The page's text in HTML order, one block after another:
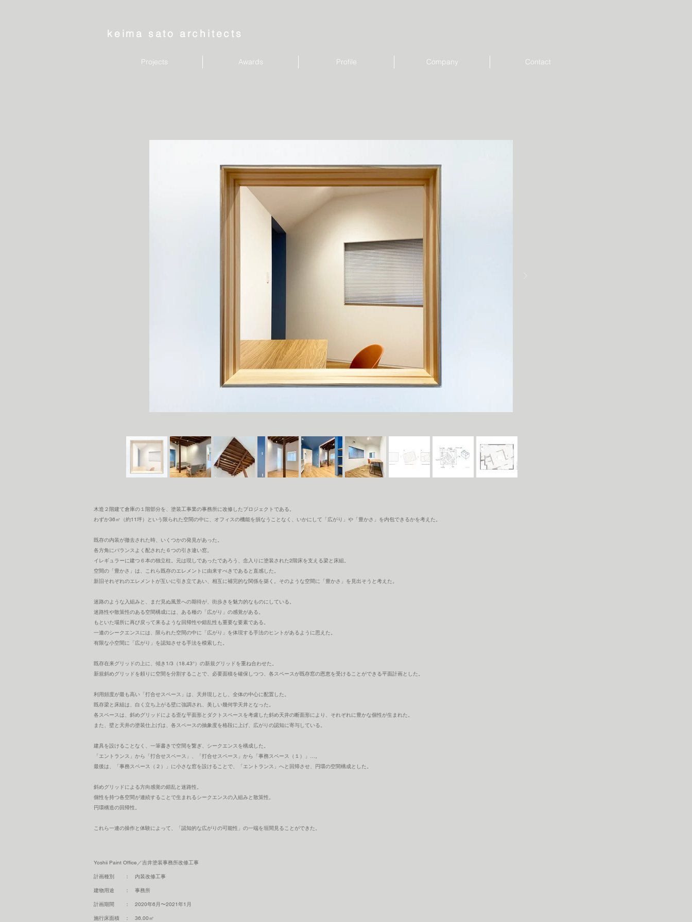
keima sato architects
Projects Awards Profile Company Contact
木造２階建て倉庫の１階部分を、塗装工事業の事務所に改修したプロジェクトである。
わずか36㎡（約11坪）という限られた空間の中に、オフィスの機能を損なうことなく、いかにして「広がり」や「豊かさ」を内包できるかを考えた。
既存の内装が撤去された時、いくつかの発見があった。
各方角にバランスよく配された６つの引き違い窓。
イレギュラーに建つ６本の独立柱。元は現しであったであろう、念入りに塗装された2階床を支える梁と床組。
空間の「豊かさ」は、これら既存のエレメントに由来すべきであると直感した。
新旧それぞれのエレメントが互いに引き立てあい、相互に補完的な関係を築く。そのような空間に「豊かさ」を見出そうと考えた。
迷路のような入組みと、まだ見ぬ風景への期待が、街歩きを魅力的なものにしている。
迷路性や散策性のある空間構成には、ある種の「広がり」の感覚がある。
もといた場所に再び戻って来るような回帰性や錯乱性も重要な要素である。
一連のシークエンスには、限られた空間の中に「広がり」を体現する手法のヒントがあるように思えた。
有限な小空間に「広がり」を認知させる手法を模索した。
既存在来グリッドの上に、傾き1/3（18.43°）の新規グリッドを重ね合わせた。
新規斜めグリッドを頼りに空間を分割することで、必要面積を確保しつつ、各スペースが既存窓の恩恵を受けることができる平面計画とした。
利用頻度が最も高い「打合せスペース」は、天井現しとし、全体の中心に配置した。
既存梁と床組は、白く立ち上がる壁に強調され、美しい幾何学天井となった。
各スペースは、斜めグリッドによる歪な平面形とダクトスペースを考慮した斜め天井の断面形により、それぞれに豊かな個性が生まれた。
また、壁と天井の塗装仕上げは、各スペースの抽象度を格段に上げ、広がりの認知に寄与している。
建具を設けることなく、一筆書きで空間を繋ぎ、シークエンスを構成した。
「エントランス」から「打合せスペース」、「打合せスペース」から「事務スペース（１）」…。
最後は、「事務スペース（２）」に小さな窓を設けることで、「エントランス」へと回帰させ、円環の空間構成とした。
斜めグリッドによる方向感覚の錯乱と迷路性。
個性を持つ各空間が連続することで生まれるシークエンスの入組みと散策性。
円環構造の回帰性。
これら一連の操作と体験によって、「認知的な広がりの可能性」の一端を垣間見ることができた。
​Yoshii Paint Office／吉井塗装事務所改修工事
計画種別 ： 内装改修工事
建物用途 ： 事務所
計画期間 ： 2020年6月〜2021年1月
施行床面積 ： 36.00㎡